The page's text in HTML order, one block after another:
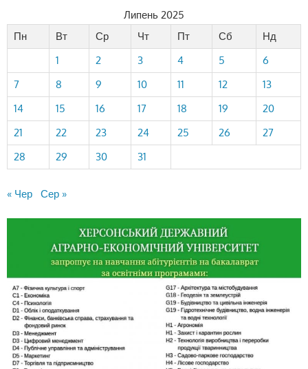
Липень 2025
Пн
Вт Ср Чт Пт Сб
Нд
1
2 3 4 5
6
7
8 9 10 11 12
13
14
15 16 17 18 19
20
21
22 23 24 25 26
27
28
29 30 31
« Чер Сер »